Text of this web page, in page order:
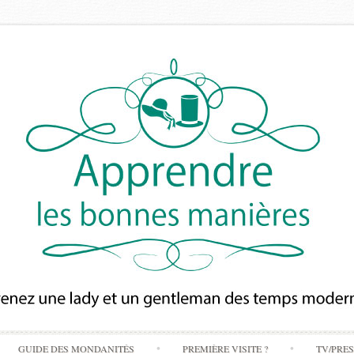
Skip
GUIDE DES MONDANITÉS PREMIÈRE VISITE ? TV/